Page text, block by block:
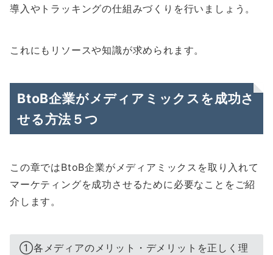
導入やトラッキングの仕組みづくりを行いましょう。
これにもリソースや知識が求められます。
BtoB企業がメディアミックスを成功さ
せる方法５つ
この章ではBtoB企業がメディアミックスを取り入れて
マーケティングを成功させるために必要なことをご紹
介します。
①各メディアのメリット・デメリットを正しく理